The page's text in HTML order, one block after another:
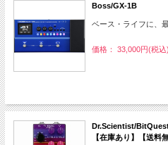
Boss/GX-1B
ベース・ライフに、
価格： 33,000円(税込)
Dr.Scientist/BitQuest
【在庫あり】【送料無